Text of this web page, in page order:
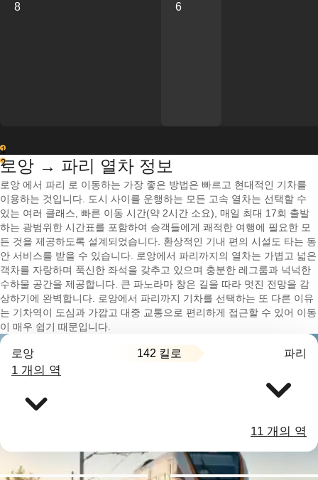
8 6
1
2
로앙 → 파리 열차 정보
로앙 에서 파리 로 이동하는 가장 좋은 방법은 빠르고 현대적인 기차를
이용하는 것입니다. 도시 사이를 운행하는 모든 고속 열차는 선택할 수
있는 여러 클래스, 빠른 이동 시간(약 2시간 소요), 매일 최대 17회 출발
하는 광범위한 시간표를 포함하여 승객들에게 쾌적한 여행에 필요한 모
든 것을 제공하도록 설계되었습니다. 환상적인 기내 편의 시설도 타는 동
안 서비스를 받을 수 있습니다. 로앙에서 파리까지의 열차는 가볍고 넓은
객차를 자랑하며 푹신한 좌석을 갖추고 있으며 충분한 레그룸과 넉넉한
수하물 공간을 제공합니다. 큰 파노라마 창은 길을 따라 멋진 전망을 감
상하기에 완벽합니다. 로앙에서 파리까지 기차를 선택하는 또 다른 이유
는 기차역이 도심과 가깝고 대중 교통으로 편리하게 접근할 수 있어 이동
이 매우 쉽기 때문입니다.
로앙 142 킬로 파리
1 개의 역
11 개의 역